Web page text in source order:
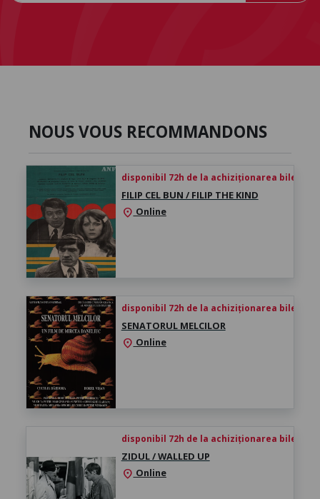
NOUS VOUS RECOMMANDONS
disponibil 72h de la achiziționarea biletului
FILIP CEL BUN / FILIP THE KIND
location_on Online
disponibil 72h de la achiziționarea biletului
SENATORUL MELCILOR
location_on Online
disponibil 72h de la achiziționarea biletului
ZIDUL / WALLED UP
location_on Online